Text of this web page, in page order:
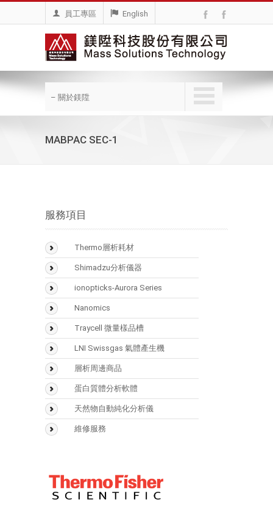
員工專區 English
– 關於鎂陞
MABPAC SEC-1
服務項目
Thermo層析耗材
BioLC Column
SMART Digest Kit
CX-1 pH Gradient Buffer
固相萃取匣
樣品瓶
Accucore
Acclaim
Hypersil GOLD
Hypercarb
Shimadzu分析儀器
氣相層析儀(GC)
氣相層析質譜儀(GCMS)
液相層析儀(LC)
液相層析質譜(LCMS)
光學類儀器
(UV/FTIR/RF)
分析儀器 > 天平
ionopticks-Aurora Series
Nanomics
Traycell 微量樣品槽
LNI Swissgas 氣體產生機
層析周邊商品
Vaplock
蛋白質體分析軟體
Mascot
Biognosys
天然物自動純化分析儀
Sepbox Systems –
維修服務